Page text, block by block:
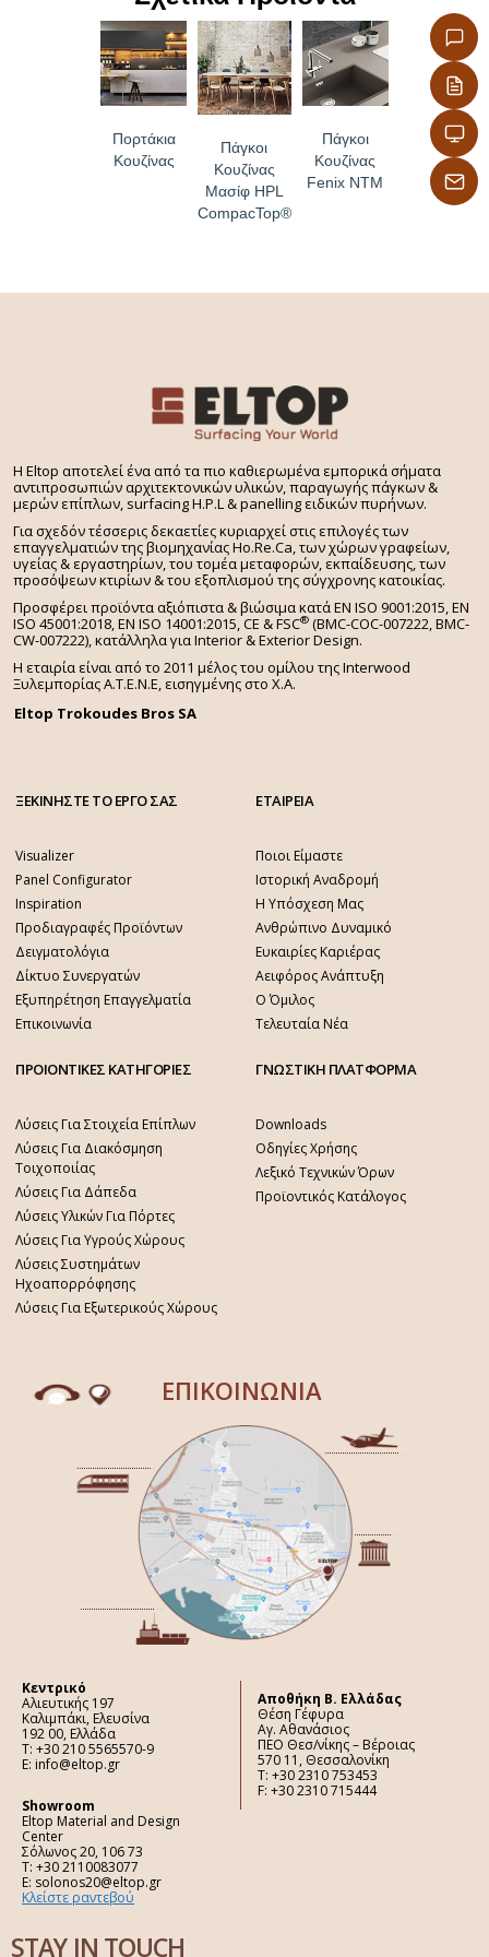
Πορτάκια
Κουζίνας
Πάγκοι
Κουζίνας
Μασίφ HPL
CompacTop®
Πάγκοι
Κουζίνας
Fenix NTM
H Eltop αποτελεί ένα από τα πιο καθιερωμένα εμπορικά σήματα
αντιπροσωπιών αρχιτεκτονικών υλικών, παραγωγής πάγκων &
μερών επίπλων, surfacing H.P.L & panelling ειδικών πυρήνων.
Για σχεδόν τέσσερις δεκαετίες κυριαρχεί στις επιλογές των
επαγγελματιών της βιομηχανίας Ho.Re.Ca, των χώρων γραφείων,
υγείας & εργαστηρίων, του τομέα μεταφορών, εκπαίδευσης, των
προσόψεων κτιρίων & του εξοπλισμού της σύγχρονης κατοικίας.
Προσφέρει προϊόντα αξιόπιστα & βιώσιμα κατά EN ISO 9001:2015, EN
ISO 45001:2018, EN ISO 14001:2015,CE & FSC® (BMC-COC-007222, BMC-
CW-007222), κατάλληλα για Interior & Exterior Design.
Η εταιρία είναι από το 2011 μέλος του ομίλου της Interwood
Ξυλεμπορίας Α.Τ.Ε.Ν.Ε, εισηγμένης στο Χ.A.
Eltop Trokoudes Bros SA
ΞΕΚΙΝΗΣΤΕ ΤΟ ΕΡΓΟ ΣΑΣ
Visualizer
Panel Configurator
Inspiration
Προδιαγραφές Προϊόντων
Δειγματολόγια
Δίκτυο Συνεργατών
Εξυπηρέτηση Επαγγελματία
Επικοινωνία
ΕΤΑΙΡΕΙΑ
Ποιοι Είμαστε
Ιστορική Αναδρομή
Η Υπόσχεση Μας
Ανθρώπινο Δυναμικό
Ευκαιρίες Καριέρας
Αειφόρος Ανάπτυξη
Ο Όμιλος
Τελευταία Νέα
ΠΡΟΙΟΝΤΙΚΕΣ ΚΑΤΗΓΟΡΙΕΣ
Λύσεις Για Στοιχεία Επίπλων
Λύσεις Για Διακόσμηση
Τοιχοποιίας
Λύσεις Για Δάπεδα
Λύσεις Υλικών Για Πόρτες
Λύσεις Για Υγρούς Χώρους
Λύσεις Συστημάτων
Ηχοαπορρόφησης
Λύσεις Για Εξωτερικούς Χώρους
ΓΝΩΣΤΙΚΗ ΠΛΑΤΦΟΡΜΑ
Downloads
Οδηγίες Χρήσης
Λεξικό Τεχνικών Όρων
Προϊοντικός Κατάλογος
ΕΠΙΚΟΙΝΩΝΙΑ
Κεντρικό
Αλιευτικής 197
Καλιμπάκι, Ελευσίνα
192 00, Ελλάδα
Τ: +30 210 5565570-9
E: info@eltop.gr
Showroom
Eltop Material and Design
Center
Σόλωνος 20, 106 73
Τ: +30 2110083077
E: solonos20@eltop.gr
Κλείστε ραντεβού
Aποθήκη Β. Ελλάδας
Θέση Γέφυρα
Αγ. Αθανάσιος
ΠΕΟ Θεσ/νίκης – Βέροιας
570 11, Θεσσαλονίκη
Τ: +30 2310 753453
F: +30 2310 715444
STAY IN TOUCH